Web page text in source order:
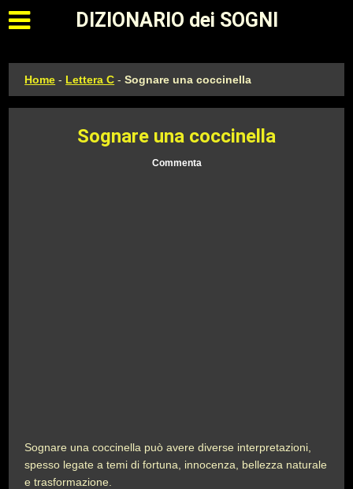
Apri il menu principale
DIZIONARIO dei SOGNI
Home - Lettera C -Sognare una coccinella
Sognare una coccinella
Commenta
Sognare una coccinella può avere diverse interpretazioni,
spesso legate a temi di fortuna, innocenza, bellezza naturale
e trasformazione.